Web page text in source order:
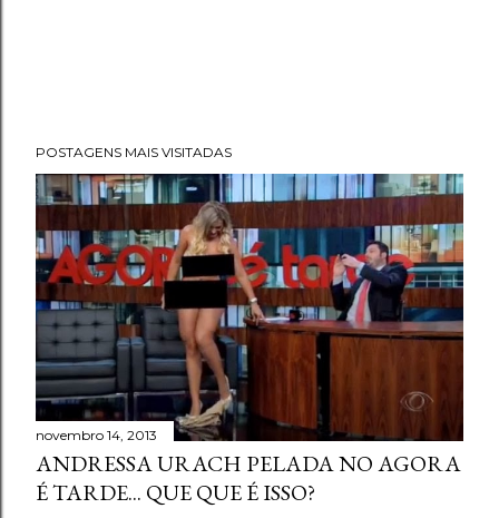
POSTAGENS MAIS VISITADAS
novembro 14, 2013
ANDRESSA URACH PELADA NO AGORA
É TARDE... QUE QUE É ISSO?